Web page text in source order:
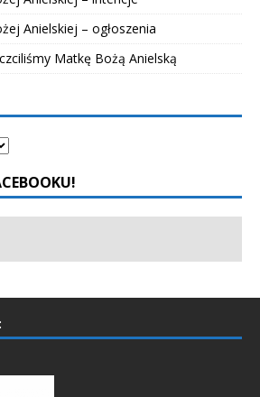
Anielskiej – ogłoszenia
Matkę Bożą Anielską